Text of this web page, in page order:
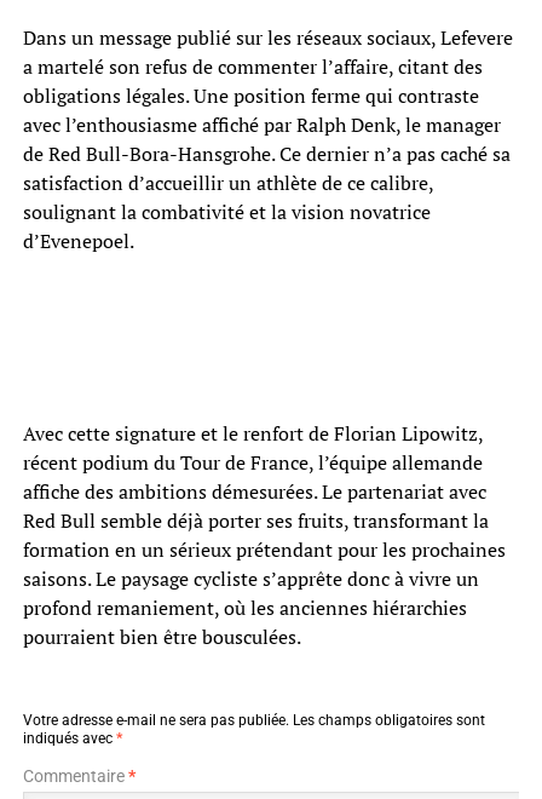
Dans un message publié sur les réseaux sociaux, Lefevere
a martelé son refus de commenter l’affaire, citant des
obligations légales. Une position ferme qui contraste
avec l’enthousiasme affiché par Ralph Denk, le manager
de Red Bull-Bora-Hansgrohe. Ce dernier n’a pas caché sa
satisfaction d’accueillir un athlète de ce calibre,
soulignant la combativité et la vision novatrice
d’Evenepoel.
Avec cette signature et le renfort de Florian Lipowitz,
récent podium du Tour de France, l’équipe allemande
affiche des ambitions démesurées. Le partenariat avec
Red Bull semble déjà porter ses fruits, transformant la
formation en un sérieux prétendant pour les prochaines
saisons. Le paysage cycliste s’apprête donc à vivre un
profond remaniement, où les anciennes hiérarchies
pourraient bien être bousculées.
Votre adresse e-mail ne sera pas publiée. Les champs obligatoires sont
indiqués avec *
Commentaire*